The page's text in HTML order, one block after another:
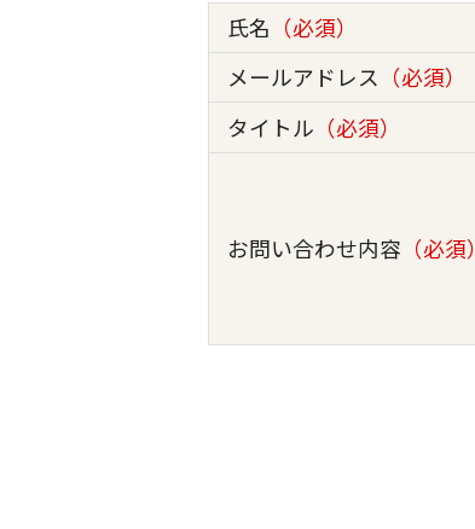
氏名 （必須）
メールアドレス （必須）
タイトル （必須）
お問い合わせ内容 （必須）